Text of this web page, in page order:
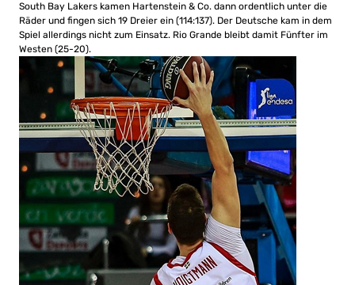
South Bay Lakers kamen Hartenstein & Co. dann ordentlich unter die
Räder und fingen sich 19 Dreier ein (114:137). Der Deutsche kam in dem
Spiel allerdings nicht zum Einsatz. Rio Grande bleibt damit Fünfter im
Westen (25-20).